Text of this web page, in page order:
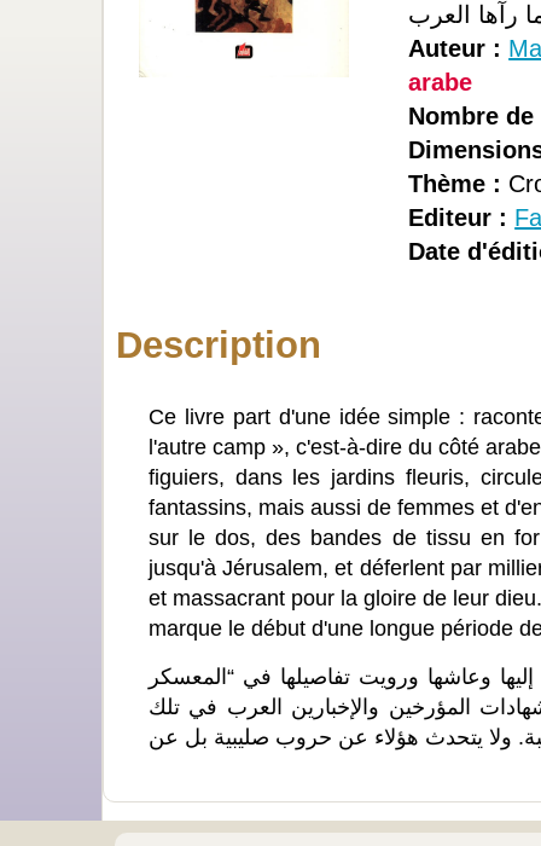
رآها العرب
Auteur :
arabe
Nombre
Thème :
Editeur :
Date
Description
Ce livre part d'une idée simple :
l'autre camp », c'est-à-dire du côté
figuiers, dans les jardins fleuris,
fantassins, mais aussi de femmes et
sur le dos, des bandes de tissu en
jusqu'à Jérusalem, et déferlent par
et massacrant pour la gloire de leur
marque le début d'une longue période
وعاشها ورويت تفاصيلها في “المعسكر
المؤرخين والإخبارين العرب في تلك
ولا يتحدث هؤلاء عن حروب صليبية بل عن